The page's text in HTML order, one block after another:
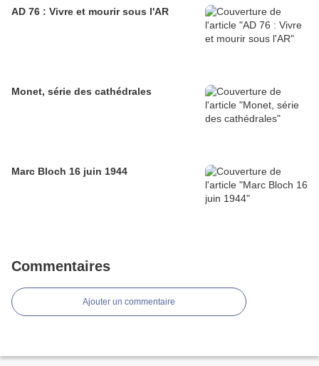
AD 76 : Vivre et mourir sous l'AR
Monet, série des cathédrales
Marc Bloch 16 juin 1944
Commentaires
Ajouter un commentaire